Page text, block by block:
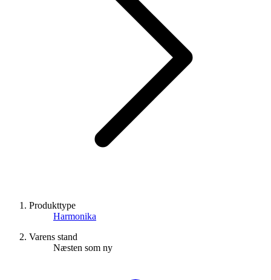
Produkttype
Harmonika
Varens stand
Næsten som ny